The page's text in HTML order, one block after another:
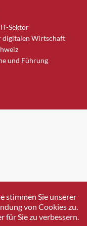
Sektor
digitalen Wirtschaft
und Führung
stimmen Sie unserer
von Cookies zu.
für Sie zu verbessern.